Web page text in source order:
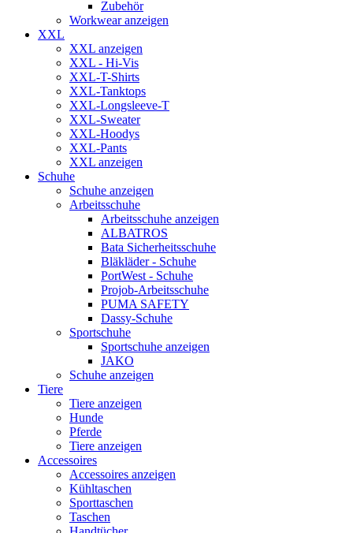
Zubehör
Workwear anzeigen
XXL
XXL anzeigen
XXL - Hi-Vis
XXL-T-Shirts
XXL-Tanktops
XXL-Longsleeve-T
XXL-Sweater
XXL-Hoodys
XXL-Pants
XXL anzeigen
Schuhe
Schuhe anzeigen
Arbeitsschuhe
Arbeitsschuhe anzeigen
ALBATROS
Bata Sicherheitsschuhe
Bläkläder - Schuhe
PortWest - Schuhe
Projob-Arbeitsschuhe
PUMA SAFETY
Dassy-Schuhe
Sportschuhe
Sportschuhe anzeigen
JAKO
Schuhe anzeigen
Tiere
Tiere anzeigen
Hunde
Pferde
Tiere anzeigen
Accessoires
Accessoires anzeigen
Kühltaschen
Sporttaschen
Taschen